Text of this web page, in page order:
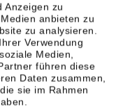
Anzeigen zu
anbieten zu
zu analysieren.
Verwendung
Medien,
führen diese
Daten zusammen,
sie im Rahmen